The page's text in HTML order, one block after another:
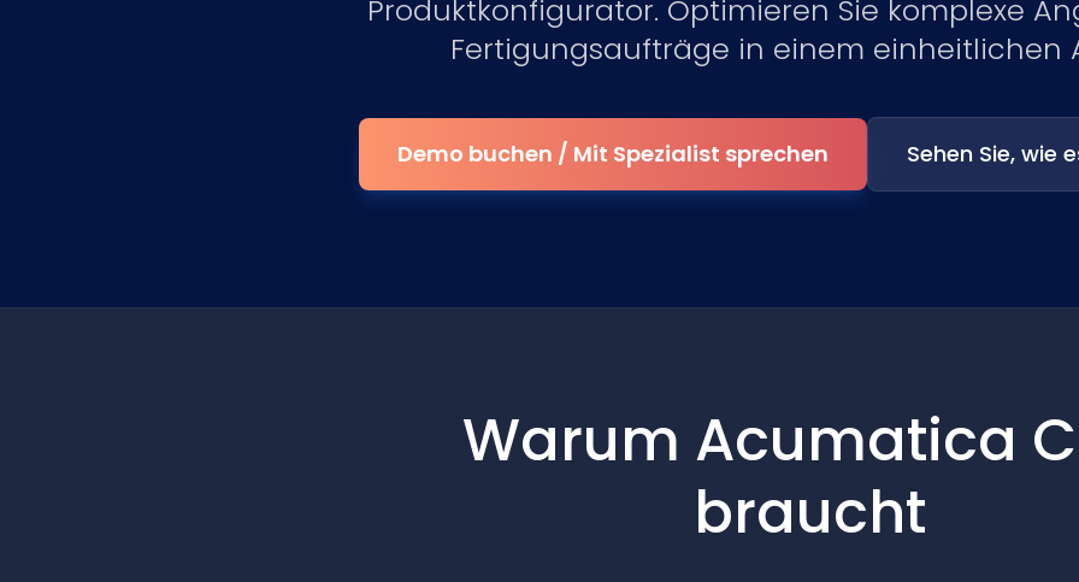
Produktkonfigurator. Optimieren Sie komplexe
Fertigungsaufträge in einem einheitlichen
Demo buchen / Mit Spezialist sprechen Sehen Sie, wie
Warum Acumatica
braucht